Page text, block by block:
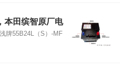
本田缤智原厂电
牌55B24L（S）-MF